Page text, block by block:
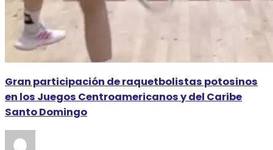
Gran participación de raquetbolistas potosinos
en los Juegos Centroamericanos y del Caribe
Santo Domingo